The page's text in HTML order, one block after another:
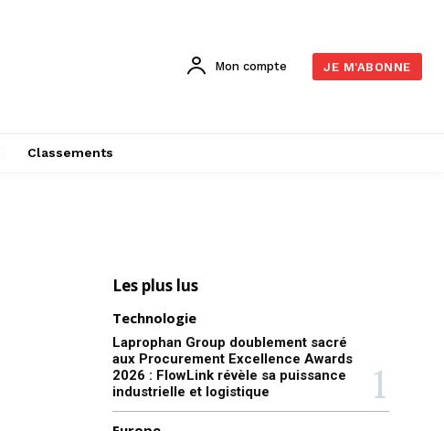
Mon compte JE M'ABONNE
Classements
Les plus lus
Technologie
Laprophan Group doublement sacré
aux Procurement Excellence Awards
2026 : FlowLink révèle sa puissance
industrielle et logistique